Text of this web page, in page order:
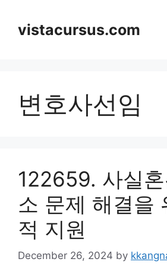
contentvistacursus.com
변호사선임
122659. 사실
소 문제 해결을
적 지원
December 26, 2024 by